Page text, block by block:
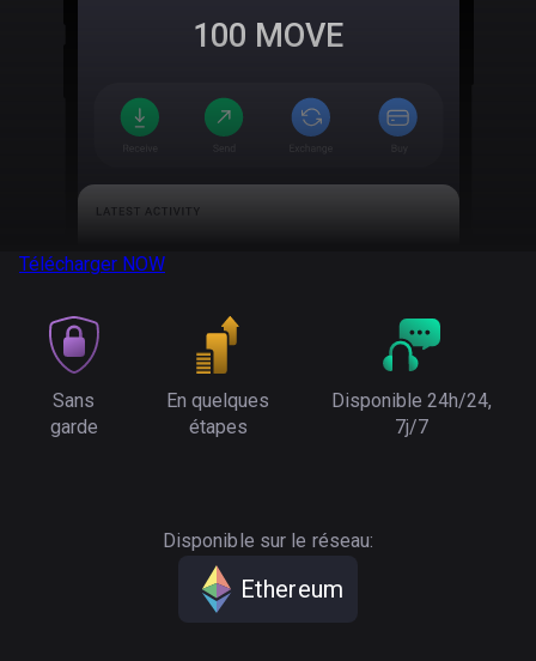
100 MOVE
Télécharger NOW
Sans
garde
En quelques
étapes
Disponible 24h/24,
7j/7
Disponible sur le réseau:
Ethereum